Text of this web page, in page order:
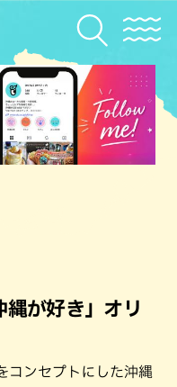
縄が好き」オリ
コンセプトにした沖縄